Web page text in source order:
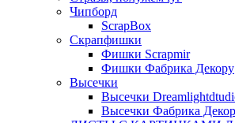
Чипборд
ScrapBox
Скрапфишки
Фишки Scrapmir
Фишки Фабрика Декору
Высечки
Высечки
Высечки Фабрика